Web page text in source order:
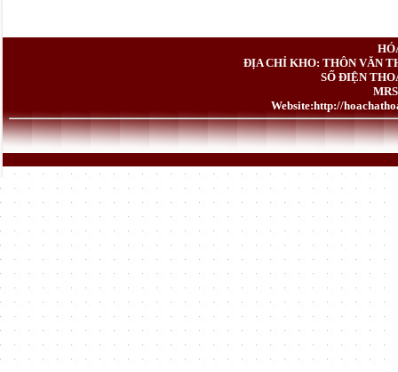
ĐỊA CHỈ KHO: THÔN VĂN
SỐ ĐIỆN
Website:http://